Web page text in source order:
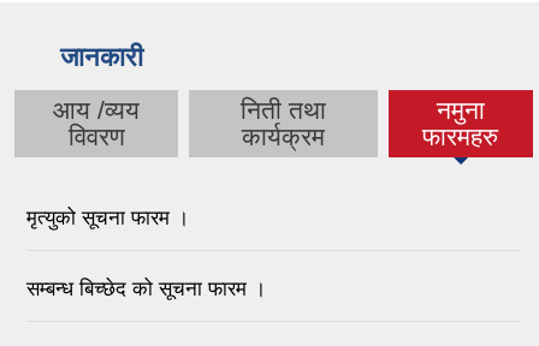
जानकारी
आय /व्यय
विवरण
निती तथा
कार्यक्रम
नमुना
फारमहरु
मृत्युको सूचना फारम ।
सम्बन्ध बिच्छेद को सूचना फारम ।